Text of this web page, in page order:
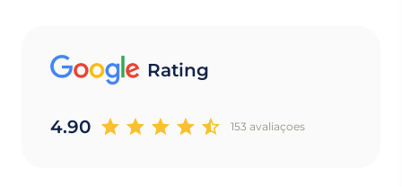
Rating
4.90 153 avaliaçoes